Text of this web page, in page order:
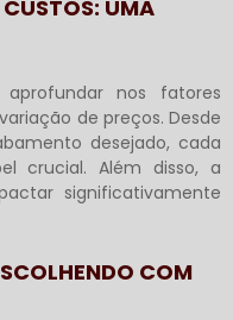
UMA
nos fatores
de preços. Desde
desejado, cada
crucial. Além disso, a
significativamente
COM